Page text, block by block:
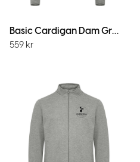
Basic Cardigan Dam Gråmelerad
559 kr